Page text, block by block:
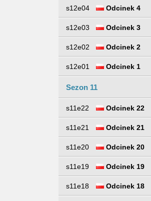
s12e04 Odcinek 4
s12e03 Odcinek 3
s12e02 Odcinek 2
s12e01 Odcinek 1
Sezon 11
s11e22 Odcinek 22
s11e21 Odcinek 21
s11e20 Odcinek 20
s11e19 Odcinek 19
s11e18 Odcinek 18